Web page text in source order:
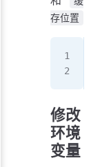
存位置
修改
环境
变量